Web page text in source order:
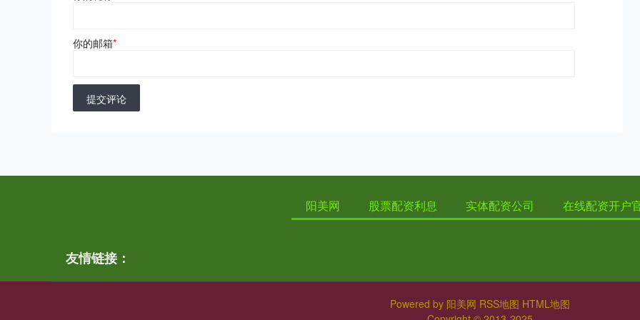
你的邮箱*
提交评论
阳美网 股票配资利息 实体配资公司 在线配资开户
友情链接：
Powered by 阳美网 RSS地图 HTML地图